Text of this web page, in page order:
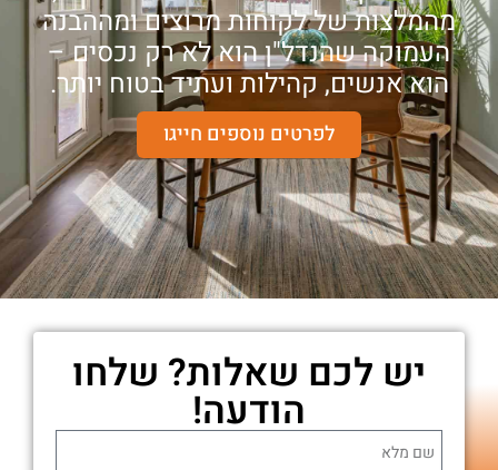
מהמלצות של לקוחות מרוצים ומההבנה
העמוקה שהנדל"ן הוא לא רק נכסים –
הוא אנשים, קהילות ועתיד בטוח יותר.
לפרטים נוספים חייגו
יש לכם שאלות? שלחו
הודעה!